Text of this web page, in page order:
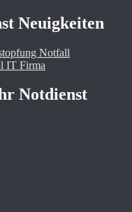
Neuigkeiten
Notfall
IT Firma
Notdienst